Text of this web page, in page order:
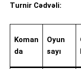
Turnir Cədvəli:
Koman
da
Oyun
sayı